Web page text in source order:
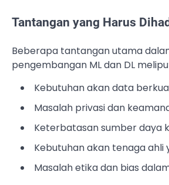
Tantangan yang Harus
Beberapa tantangan utama
pengembangan ML dan DL
Kebutuhan akan data
Masalah privasi dan
Keterbatasan sumber daya
Kebutuhan akan tenaga
Masalah etika dan bias